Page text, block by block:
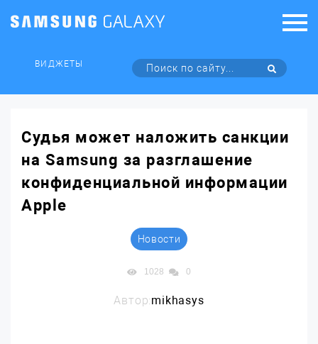
ВИДЖЕТЫ
Судья может наложить санкции
на Samsung за разглашение
конфиденциальной информации
Apple
Новости
1028 0
Автор:mikhasys